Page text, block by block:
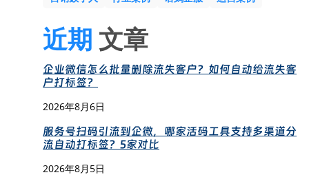
近期 文章
企业微信怎么批量删除流失客户？如何自动给流失客
户打标签？
2026年8月6日
服务号扫码引流到企微，哪家活码工具支持多渠道分
流自动打标签？5家对比
2026年8月5日